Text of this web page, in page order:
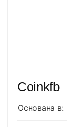
Coinkfb
Основана в: